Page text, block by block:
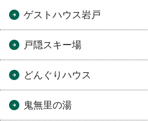
ゲストハウス岩戸
戸隠スキー場
どんぐりハウス
鬼無里の湯